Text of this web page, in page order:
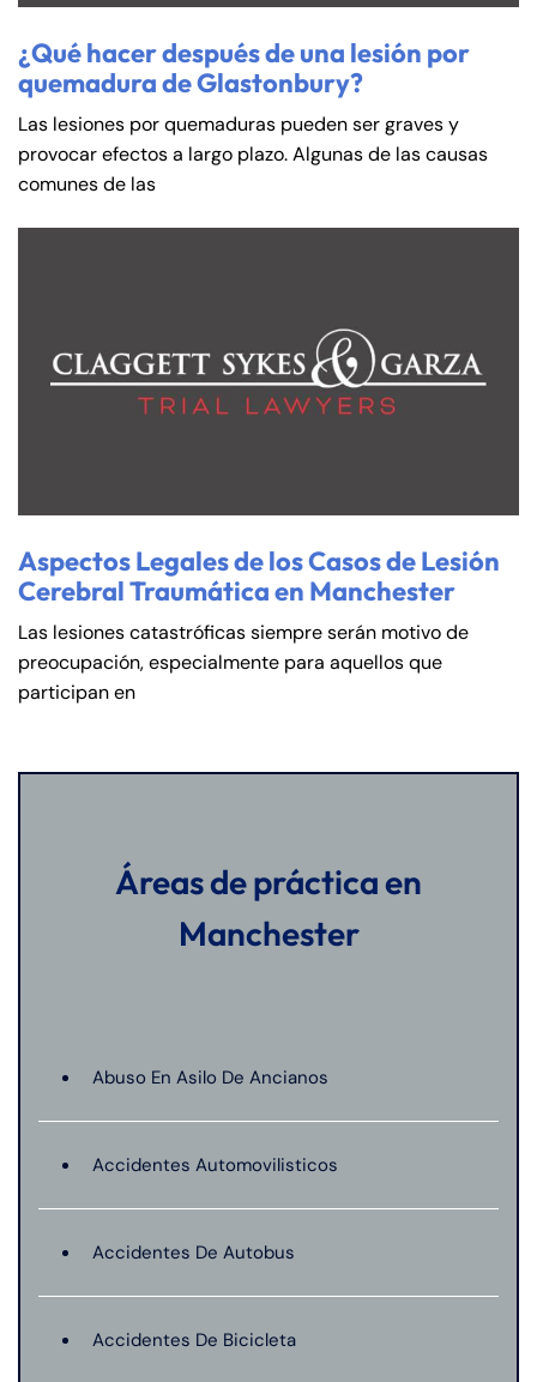
¿Qué hacer después de una lesión por
quemadura de Glastonbury?
Las lesiones por quemaduras pueden ser graves y
provocar efectos a largo plazo. Algunas de las causas
comunes de las
Aspectos Legales de los Casos de Lesión
Cerebral Traumática en Manchester
Las lesiones catastróficas siempre serán motivo de
preocupación, especialmente para aquellos que
participan en
Áreas de práctica en
Manchester
Abuso En Asilo De Ancianos
Accidentes Automovilisticos
Accidentes De Autobus
Accidentes De Bicicleta